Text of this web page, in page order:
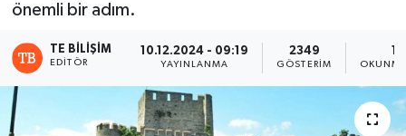
önemli bir adım.
TE BILIŞIM
EDITÖR
10.12.2024 - 09:19
YAYINLANMA
2349
GÖSTERIM